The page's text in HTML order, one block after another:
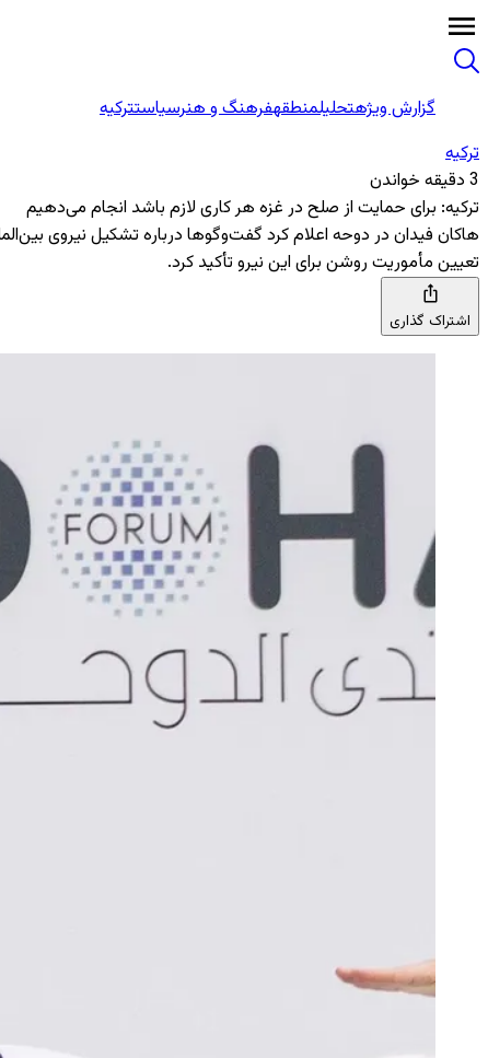
گزارش ویژهتحلیلمنطقهفرهنگ و هنرسیاستترکیه
ترکیه
3 دقیقه خواندن
ترکیه: برای حمایت از صلح در غزه هر کاری لازم باشد انجام می‌دهیم
هاکان فیدان در دوحه اعلام کرد گفت‌وگوها درباره تشکیل نیروی
تعیین مأموریت روشن برای این نیرو تأکید کرد.
اشتراک گذاری